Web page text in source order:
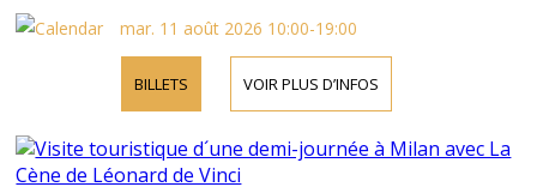
mar. 11 août 2026 10:00-19:00
BILLETS VOIR PLUS D’INFOS